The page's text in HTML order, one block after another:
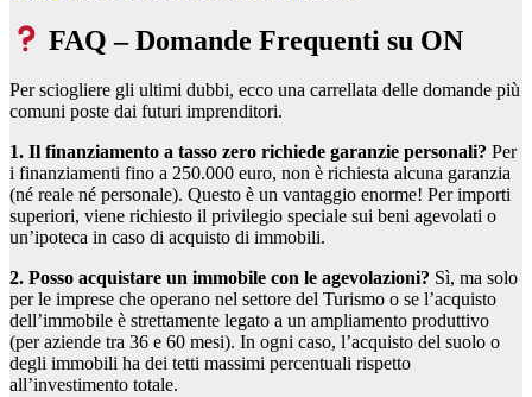
FAQ – Domande Frequenti su ON
Per sciogliere gli ultimi dubbi, ecco una carrellata delle domande più
comuni poste dai futuri imprenditori.
1. Il finanziamento a tasso zero richiede garanzie personali? Per
i finanziamenti fino a 250.000 euro, non è richiesta alcuna garanzia
(né reale né personale). Questo è un vantaggio enorme! Per importi
superiori, viene richiesto il privilegio speciale sui beni agevolati o
un’ipoteca in caso di acquisto di immobili.
2. Posso acquistare un immobile con le agevolazioni? Sì, ma solo
per le imprese che operano nel settore del Turismo o se l’acquisto
dell’immobile è strettamente legato a un ampliamento produttivo
(per aziende tra 36 e 60 mesi). In ogni caso, l’acquisto del suolo o
degli immobili ha dei tetti massimi percentuali rispetto
all’investimento totale.